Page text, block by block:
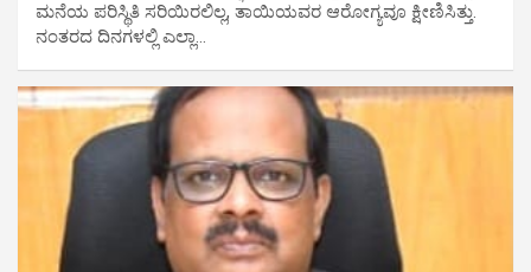
ಮನೆಯ ಪರಿಸ್ಥಿತಿ ಸರಿಯಿರಲಿಲ್ಲ, ತಾಯಿಯವರ ಆರೋಗ್ಯವೂ ಕ್ಷೀಣಿಸಿತ್ತು.
ನಂತರದ ದಿನಗಳಲ್ಲಿ ಎಲ್ಲಾ…